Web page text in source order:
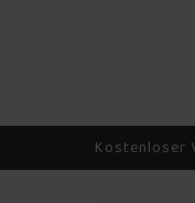
Kostenloser